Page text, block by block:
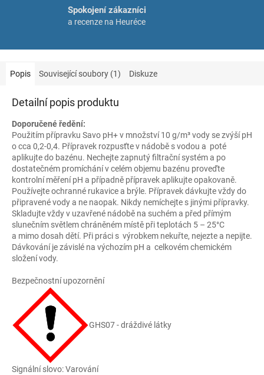
Spokojení zákazníci
a recenze na Heuréce
Popis Související soubory (1) Diskuze
Detailní popis produktu
Doporučené ředění:
Použitím přípravku Savo pH+ v množství 10 g/m³ vody se zvýší pH
o cca 0,2-0,4. Přípravek rozpusťte v nádobě s vodou a poté
aplikujte do bazénu. Nechejte zapnutý filtrační systém a po
dostatečném promíchání v celém objemu bazénu proveďte
kontrolní měření pH a případně přípravek aplikujte opakovaně.
Používejte ochranné rukavice a brýle. Přípravek dávkujte vždy do
připravené vody a ne naopak. Nikdy nemíchejte s jinými přípravky.
Skladujte vždy v uzavřené nádobě na suchém a před přímým
slunečním světlem chráněném místě při teplotách 5 – 25°C
a mimo dosah dětí. Při práci s výrobkem nekuřte, nejezte a nepijte.
Dávkování je závislé na výchozím pH a celkovém chemickém
složení vody.
Bezpečnostní upozornění
GHS07 - dráždivé látky
Signální slovo: Varování